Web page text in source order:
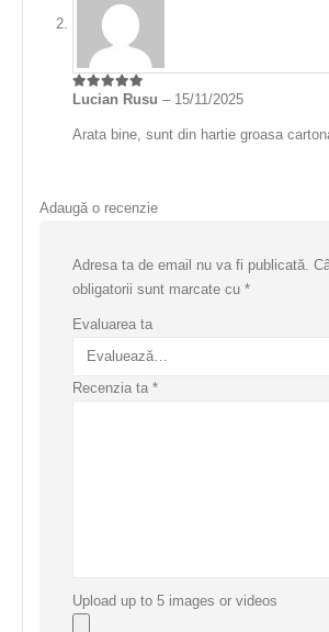
din 5
Lucian Rusu – 15/11/2025
Arata bine, sunt din hartie groasa
Adaugă o recenzie
Adresa ta de email nu va fi publicată.
obligatorii sunt marcate cu *
Evaluarea ta
Recenzia ta *
Upload up to 5 images or videos